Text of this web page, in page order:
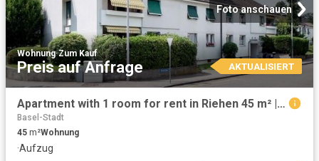
Foto anschauen
Wohnung·Zum Kauf
Preis auf Anfrage AKTUALISIERT
Apartment with 1 room for rent in Riehen 45 m² | dreamo. Ch
Basel-Stadt
45 m²Wohnung
·Aufzug